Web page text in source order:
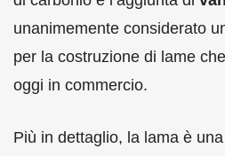
unanimemente considerato
per la costruzione di lame
oggi in commercio.
Più in dettaglio, la lama è una